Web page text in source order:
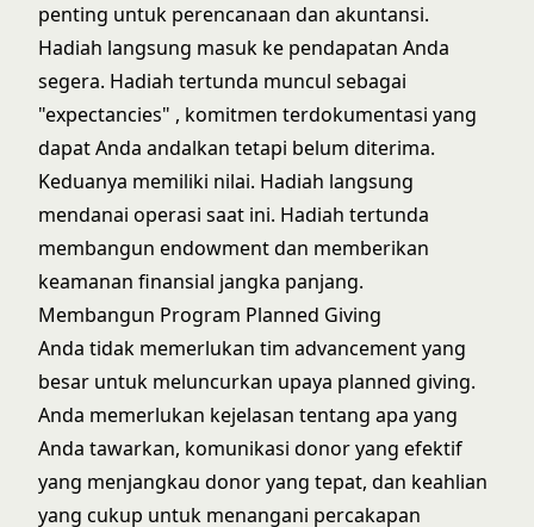
penting untuk perencanaan dan akuntansi.
Hadiah langsung masuk ke pendapatan Anda
segera. Hadiah tertunda muncul sebagai
"expectancies" , komitmen terdokumentasi yang
dapat Anda andalkan tetapi belum diterima.
Keduanya memiliki nilai. Hadiah langsung
mendanai operasi saat ini. Hadiah tertunda
membangun endowment dan memberikan
keamanan finansial jangka panjang.
Membangun Program Planned Giving
Anda tidak memerlukan tim advancement yang
besar untuk meluncurkan upaya planned giving.
Anda memerlukan kejelasan tentang apa yang
Anda tawarkan, komunikasi donor yang efektif
yang menjangkau donor yang tepat, dan keahlian
yang cukup untuk menangani percakapan